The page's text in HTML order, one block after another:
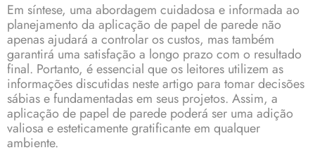
Em síntese, uma abordagem cuidadosa e informada ao
planejamento da aplicação de papel de parede não
apenas ajudará a controlar os custos, mas também
garantirá uma satisfação a longo prazo com o resultado
final. Portanto, é essencial que os leitores utilizem as
informações discutidas neste artigo para tomar decisões
sábias e fundamentadas em seus projetos. Assim, a
aplicação de papel de parede poderá ser uma adição
valiosa e esteticamente gratificante em qualquer
ambiente.